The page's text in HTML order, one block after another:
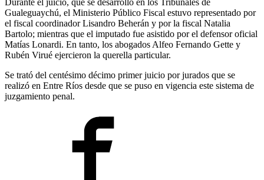
Gualeguaychú, el Ministerio Público Fiscal estuvo representado por
el fiscal coordinador Lisandro Beherán y por la fiscal Natalia
Bartolo; mientras que el imputado fue asistido por el defensor oficial
Matías Lonardi. En tanto, los abogados Alfeo Fernando Gette y
Rubén Virué ejercieron la querella particular.
Se trató del centésimo décimo primer juicio por jurados que se
realizó en Entre Ríos desde que se puso en vigencia este sistema de
juzgamiento penal.